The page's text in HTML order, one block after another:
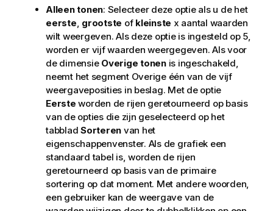
Alleen tonen: Selecteer deze optie als u de het
eerste grootste of kleinste x aantal waarden
wilt weergeven. Als deze optie is ingesteld op 5,
worden er vijf waarden weergegeven. Als voor
de dimensie Overige tonenis ingeschakeld,
neemt het segment Overige één van de vijf
weergaveposities in beslag. Met de optie
Eerste worden de rijen geretourneerd op basis
van de opties die zijn geselecteerd op het
tabblad Sorteren van het
eigenschappenvenster. Als de grafiek een
standaard tabel is, worden de rijen
geretourneerd op basis van de primaire
sortering op dat moment. Met andere woorden,
een gebruiker kan de weergave van de